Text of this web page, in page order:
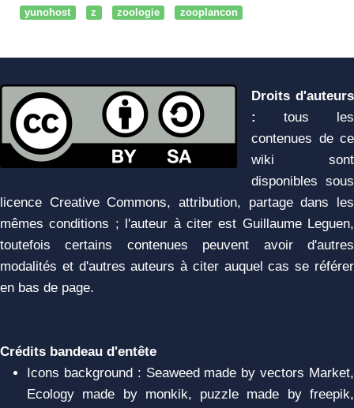
yunohost
z zoologie zooplancon
Droits d'auteurs
:
tous les
contenues de ce
wiki sont
disponibles sous
licence Creative Commons, attribution, partage dans les
mêmes conditions ; l'auteur à citer est Guillaume Leguen,
toutefois certains contenues peuvent avoir d'autres
modalités et d'autres auteurs à citer auquel cas se référer
en bas de page.
Crédits bandeau d'entête
Icons background : Seaweed made by vectors Market,
Ecology made by monkik, puzzle made by freepik,